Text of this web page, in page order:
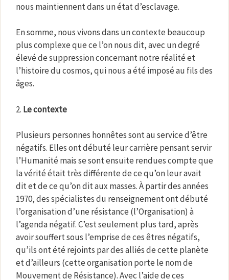
nous maintiennent dans un état d’esclavage.
En somme, nous vivons dans un contexte beaucoup
plus complexe que ce l’on nous dit, avec un degré
élevé de suppression concernant notre réalité et
l’histoire du cosmos, qui nous a été imposé au fils des
âges.
2. Le contexte
Plusieurs personnes honnêtes sont au service d’être
négatifs. Elles ont débuté leur carrière pensant servir
l’Humanité mais se sont ensuite rendues compte que
la vérité était très différente de ce qu’on leur avait
dit et de ce qu’on dit aux masses. À partir des années
1970, des spécialistes du renseignement ont débuté
l’organisation d’une résistance (l’Organisation) à
l’agenda négatif. C’est seulement plus tard, après
avoir souffert sous l’emprise de ces êtres négatifs,
qu’ils ont été rejoints par des alliés de cette planète
et d’ailleurs (cette organisation porte le nom de
Mouvement de Résistance). Avec l’aide de ces